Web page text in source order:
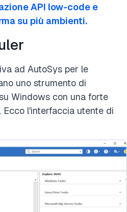
API low-code e
su più ambienti.
ad AutoSys per le
uno strumento di
Windows con una forte
Ecco l'interfaccia utente di